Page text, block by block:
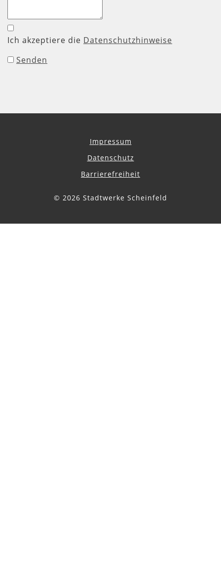
Ich akzeptiere die Datenschutzhinweise
Senden
Impressum
Datenschutz
Barrierefreiheit
© 2026 Stadtwerke Scheinfeld